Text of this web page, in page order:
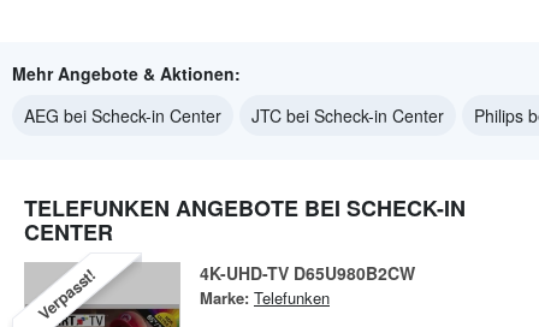
Mehr Angebote & Aktionen:
AEG bei Scheck-in Center
JTC bei Scheck-in Center Philips
TELEFUNKEN ANGEBOTE BEI SCHECK-IN
CENTER
Verpasst! 4K-UHD-TV D65U980B2CW
Marke: Telefunken